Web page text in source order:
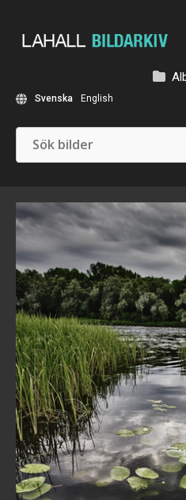
Svenska English